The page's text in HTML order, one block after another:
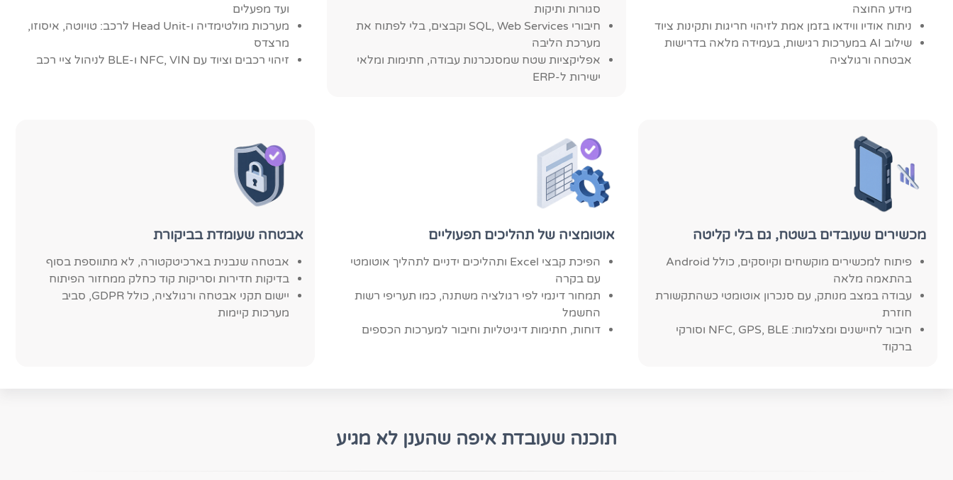
מידע החוצה
ניתוח אודיו ווידאו בזמן אמת לזיהוי חריגות ותקינות ציוד
שילוב AI במערכות רגישות, בעמידה מלאה בדרישות
אבטחה ורגולציה
סגורות ותיקות
חיבורי SQL, Web Services וקבצים, בלי לפתוח את
מערכת הליבה
אפליקציות שטח שמסנכרנות עבודה, חתימות ומלאי
ישירות ל-ERP
ועד מפעלים
מערכות מולטימדיה ו-Head Unit לרכב: טויוטה, איסוזו,
מרצדס
זיהוי רכבים וציוד עם NFC, VIN ו-BLE לניהול ציי רכב
מכשירים שעובדים בשטח, גם בלי קליטה
פיתוח למכשירים מוקשחים וקיוסקים, כולל Android
בהתאמה מלאה
עבודה במצב מנותק, עם סנכרון אוטומטי כשהתקשורת
חוזרת
חיבור לחיישנים ומצלמות: NFC, GPS, BLE וסורקי
ברקוד
אוטומציה של תהליכים תפעוליים
הפיכת קבצי Excel ותהליכים ידניים לתהליך אוטומטי
עם בקרה
תמחור דינמי לפי רגולציה משתנה, כמו תעריפי רשות
החשמל
דוחות, חתימות דיגיטליות וחיבור למערכות הכספים
אבטחה שעומדת בביקורת
אבטחה שנבנית בארכיטקטורה, לא מתווספת בסוף
בדיקות חדירות וסריקות קוד כחלק ממחזור הפיתוח
יישום תקני אבטחה ורגולציה, כולל GDPR, סביב
מערכות קיימות
תוכנה שעובדת איפה שהענן לא מגיע